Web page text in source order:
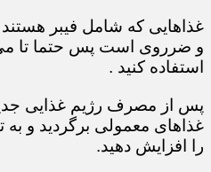
غذاهایی که شامل فیبر
و ضرروی است پس حتما تا می
استفاده کنید .
پس از مصرف رژیم غذایی
غذاهای معمولی برگردید و به
را افزایش دهید.